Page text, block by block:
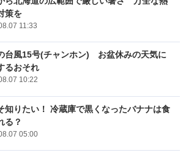
策を
11:33
台風15号(チャンホン) お盆休みの天気に
るおそれ
10:22
知りたい！ 冷蔵庫で黒くなったバナナは食
る？
05:00